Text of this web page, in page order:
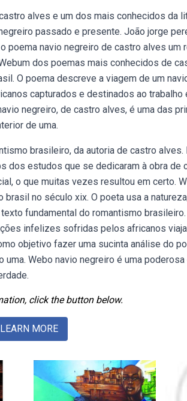
alves e um dos mais conhecidos da
passado e presente. João jorge
poema navio negreiro de castro alves um
dos poemas mais conhecidos de
O poema descreve a viagem de um
capturados e destinados ao trabalho
negreiro, de castro alves, é uma das
de uma.
brasileiro, da autoria de castro alves.
dos estudos que se dedicaram à obra de
o que muitas vezes resultou em certo.
no século xix. O poeta usa a
fundamental do romantismo
infelizes sofridas pelos africanos
objetivo fazer uma sucinta análise do
Webo navio negreiro é uma
click the button below.
LEARN MORE